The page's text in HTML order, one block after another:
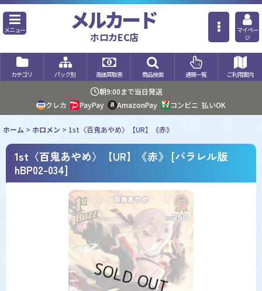
メニュー メルカード
ホロカEC店
マイペー
ジ
カテゴリ パック別 高価買取表 商品検索 通販一覧 ご利用案内
朝9:00まで当日発送
クレカ
PayPay AmazonPay コンビニ 払いOK
ホーム > ホロメン > 1st〈百鬼あやめ〉【UR】《赤》
1st〈百鬼あやめ〉【UR】《赤》 [パラレル版
hBP02-034]